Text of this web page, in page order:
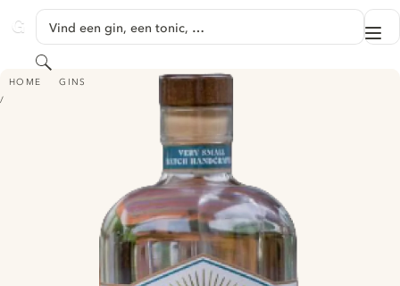
GINVENTORY
Vind een gin, een tonic, …
Zoeken
HOME GINS
INTIRA GIN DE ALTURA